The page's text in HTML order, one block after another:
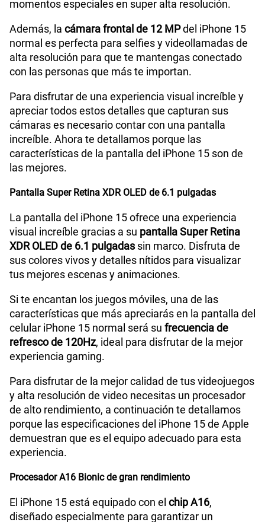
Dimensión
rápida
Hasta un 50% de carga en 30 minutos12 con un
separado)
Potencia en Watts
Compatibilidad con eSIM Sí
momentos especiales en super alta resolución.
Además, la cámara frontal de 12 MPdel iPhone 15
normal es perfecta para selfies y videollamadas de
alta resolución para que te mantengas conectado
con las personas que más te importan.
Para disfrutar de una experiencia visual increíble y
apreciar todos estos detalles que capturan sus
cámaras es necesario contar con una pantalla
increíble. Ahora te detallamos porque las
características de la pantalla del iPhone 15 son de
las mejores.
Pantalla Super Retina XDR OLED de 6.1 pulgadas
La pantalla del iPhone 15 ofrece una experiencia
visual increíble gracias a su pantalla Super Retina
XDR OLED de 6.1 pulgadassin marco. Disfruta de
sus colores vivos y detalles nítidos para visualizar
tus mejores escenas y animaciones.
Si te encantan los juegos móviles, una de las
características que más apreciarás en la pantalla del
celular iPhone 15 normal será su frecuencia de
refresco de 120Hz, ideal para disfrutar de la mejor
experiencia gaming.
Para disfrutar de la mejor calidad de tus videojuegos
y alta resolución de video necesitas un procesador
de alto rendimiento, a continuación te detallamos
porque las especificaciones del iPhone 15 de Apple
demuestran que es el equipo adecuado para esta
experiencia.
Procesador A16 Bionic de gran rendimiento
El iPhone 15 está equipado con el chip A16,
diseñado especialmente para garantizar un